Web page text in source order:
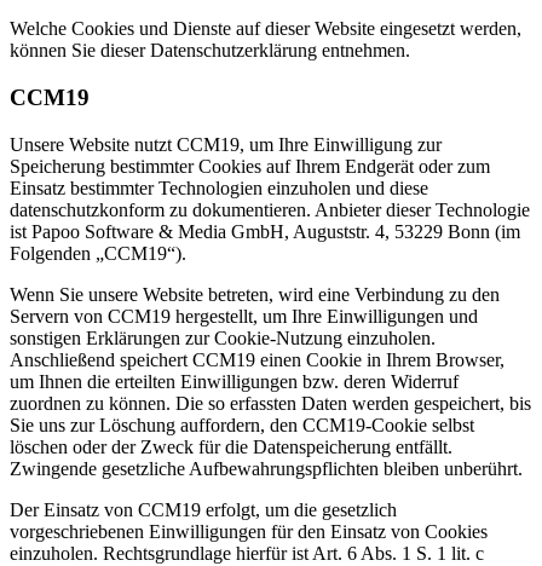
Welche Cookies und Dienste auf dieser Website eingesetzt werden,
können Sie dieser Datenschutzerklärung entnehmen.
CCM19
Unsere Website nutzt CCM19, um Ihre Einwilligung zur
Speicherung bestimmter Cookies auf Ihrem Endgerät oder zum
Einsatz bestimmter Technologien einzuholen und diese
datenschutzkonform zu dokumentieren. Anbieter dieser Technologie
ist Papoo Software & Media GmbH, Auguststr. 4, 53229 Bonn (im
Folgenden „CCM19“).
Wenn Sie unsere Website betreten, wird eine Verbindung zu den
Servern von CCM19 hergestellt, um Ihre Einwilligungen und
sonstigen Erklärungen zur Cookie-Nutzung einzuholen.
Anschließend speichert CCM19 einen Cookie in Ihrem Browser,
um Ihnen die erteilten Einwilligungen bzw. deren Widerruf
zuordnen zu können. Die so erfassten Daten werden gespeichert, bis
Sie uns zur Löschung auffordern, den CCM19-Cookie selbst
löschen oder der Zweck für die Datenspeicherung entfällt.
Zwingende gesetzliche Aufbewahrungspflichten bleiben unberührt.
Der Einsatz von CCM19 erfolgt, um die gesetzlich
vorgeschriebenen Einwilligungen für den Einsatz von Cookies
einzuholen. Rechtsgrundlage hierfür ist Art. 6 Abs. 1 S. 1 lit. c